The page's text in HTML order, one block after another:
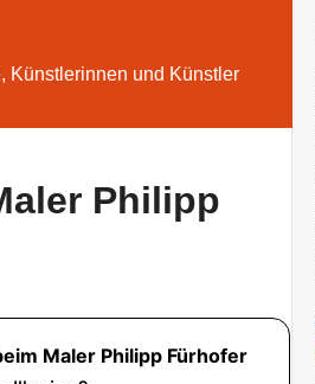
Künstlerinnen und Künstler
Philipp